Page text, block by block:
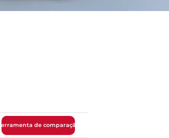
Ferramenta de comparação